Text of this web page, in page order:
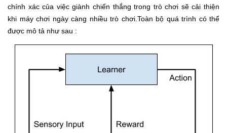
chính xác của việc giành chiến thắng trong trò chơi sẽ cải thiện
khi máy chơi ngày càng nhiều trò chơi.Toàn bộ quá trình có thể
được mô tả như sau :